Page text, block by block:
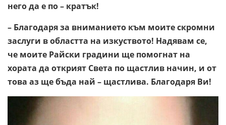
него да е по – кратък!
– Благодаря за вниманието към моите скромни
заслуги в областта на изкуството! Надявам се,
че моите Райски градини ще помогнат на
хората да открият Света по щастлив начин, и от
това аз ще бъда най – щастлива. Благодаря Ви!